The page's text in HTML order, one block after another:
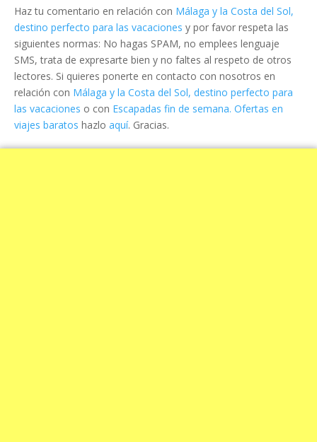
Haz tu comentario en relación con Málaga y la Costa del Sol,
destino perfecto para las vacaciones y por favor respeta las
siguientes normas: No hagas SPAM, no emplees lenguaje
SMS, trata de expresarte bien y no faltes al respeto de otros
lectores. Si quieres ponerte en contacto con nosotros en
relación con Málaga y la Costa del Sol, destino perfecto para
las vacaciones o con Escapadas fin de semana. Ofertas en
viajes baratos hazlo aquí. Gracias.